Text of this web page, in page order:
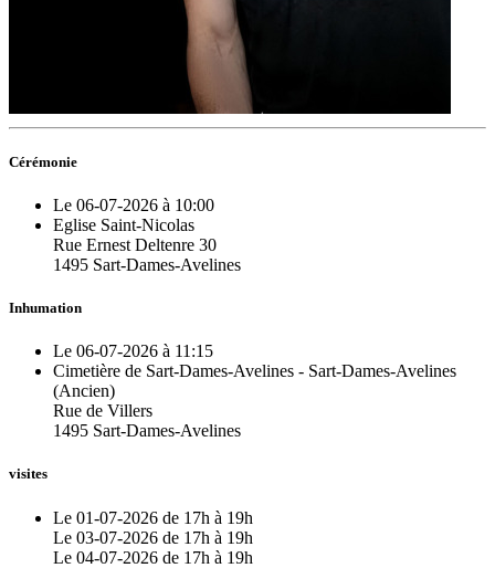
Cérémonie
Le 06-07-2026 à 10:00
Eglise Saint-Nicolas
Rue Ernest Deltenre 30
1495 Sart-Dames-Avelines
Inhumation
Le 06-07-2026 à 11:15
Cimetière de Sart-Dames-Avelines - Sart-Dames-Avelines
(Ancien)
Rue de Villers
1495 Sart-Dames-Avelines
visites
Le 01-07-2026 de 17h à 19h
Le 03-07-2026 de 17h à 19h
Le 04-07-2026 de 17h à 19h